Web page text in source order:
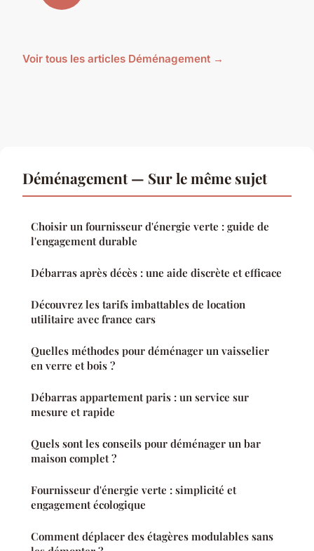
Voir tous les articles Déménagement →
Déménagement — Sur le même sujet
Choisir un fournisseur d'énergie verte : guide de
l'engagement durable
Débarras après décès : une aide discrète et efficace
Découvrez les tarifs imbattables de location
utilitaire avec france cars
Quelles méthodes pour déménager un vaisselier
en verre et bois ?
Débarras appartement paris : un service sur
mesure et rapide
Quels sont les conseils pour déménager un bar
maison complet ?
Fournisseur d'énergie verte : simplicité et
engagement écologique
Comment déplacer des étagères modulables sans